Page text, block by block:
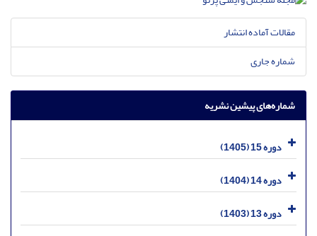
مقالات آماده انتشار
شماره جاری
شماره‌های پیشین نشریه
دوره 15 (1405)
دوره 14 (1404)
دوره 13 (1403)